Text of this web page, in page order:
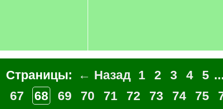
Страницы: ← Назад 1 2 3 4 5
67
68 69 70 71 72 73 74 75